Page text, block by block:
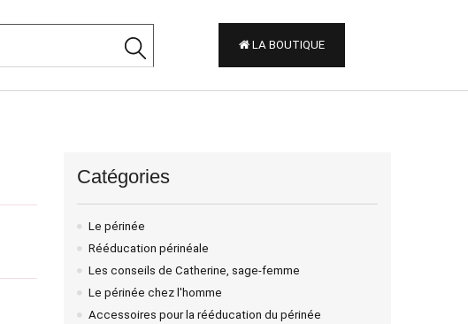
LA BOUTIQUE
Catégories
Le périnée
Rééducation périnéale
Les conseils de Catherine, sage-femme
Le périnée chez l'homme
Accessoires pour la rééducation du périnée